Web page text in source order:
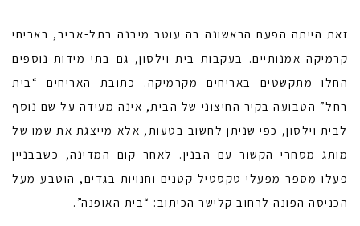
זאת הייתה הפעם הראשונה בה עוטר מיבנה בתל-אביב, באריחי
קרמיקה אמנותיים. בעקבות בית וילסון, גם בתי מידות נוספים
החלו מתקשטים באריחים מקרמיקה. כתובת האריחים “בית
רחל” הטבועה בקיר החיצוני של הבית, אינה מעידה על שם נוסף
לבית וילסון, כפי שניתן לחשוב בטעות, אלא מייצגת את שמו של
מותג מסחרי הקשור עם הבנין. לאחר קום המדינה, כשבבניין
פעלו מספר מפעלי טקסטיל קטנים וחנויות בגדים, הוטבע מעל
הכניסה הפונה לרחוב קלישר הכיתוב: “בית האופנה”.